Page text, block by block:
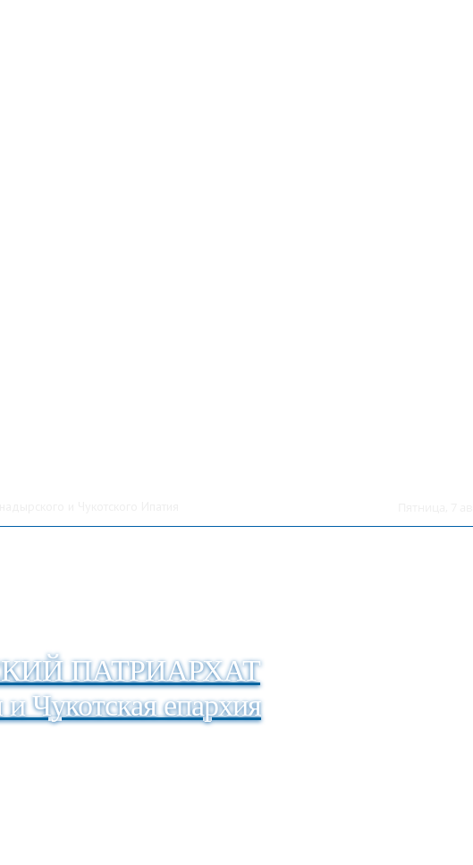
ПАТРИАРХАТ
Чукотская епархия